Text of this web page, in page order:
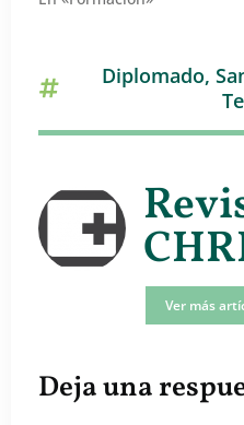
Diplomado,
Ver más
Deja una